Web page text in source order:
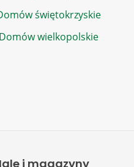
świętokrzyskie
wielkopolskie
i magazyny